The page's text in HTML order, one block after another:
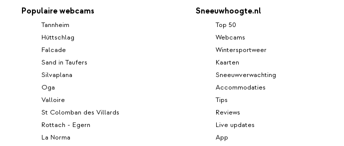
Populaire webcams
Tannheim
Hüttschlag
Falcade
Sand in Taufers
Silvaplana
Oga
Valloire
St Colomban des Villards
Rottach - Egern
La Norma
Sneeuwhoogte.nl
Top 50
Webcams
Wintersportweer
Kaarten
Sneeuwverwachting
Accommodaties
Tips
Reviews
Live updates
App